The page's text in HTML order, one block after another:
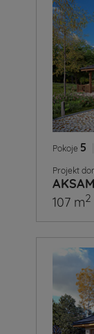
Pokoje 5
Projekt
107 m2